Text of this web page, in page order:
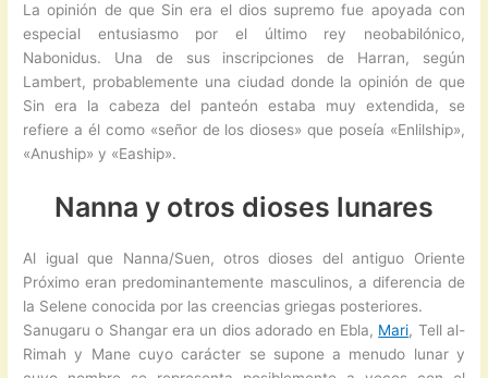
La opinión de que Sin era el dios supremo fue apoyada con
especial entusiasmo por el último rey neobabilónico,
Nabonidus. Una de sus inscripciones de Harran, según
Lambert, probablemente una ciudad donde la opinión de que
Sin era la cabeza del panteón estaba muy extendida, se
refiere a él como «señor de los dioses» que poseía «Enlilship»,
«Anuship» y «Eaship».
Nanna y otros dioses lunares
Al igual que Nanna/Suen, otros dioses del antiguo Oriente
Próximo eran predominantemente masculinos, a diferencia de
la Selene conocida por las creencias griegas posteriores.
Sanugaru o Shangar era un dios adorado en Ebla, Mari, Tell al-
Rimah y Mane cuyo carácter se supone a menudo lunar y